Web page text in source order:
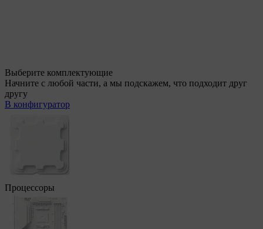
Выберите комплектующие
Начните с любой части, а мы подскажем, что подходит друг
другу
В конфигуратор
Процессоры